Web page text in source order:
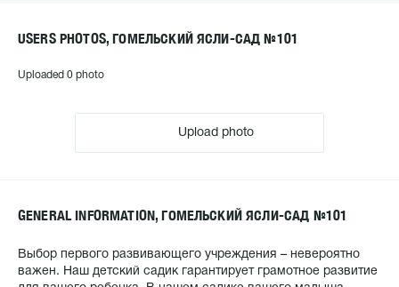
USERS PHOTOS, ГОМЕЛЬСКИЙ ЯСЛИ-САД №101
Uploaded 0 photo
Upload photo
GENERAL INFORMATION, ГОМЕЛЬСКИЙ ЯСЛИ-САД №101
Выбор первого развивающего учреждения – невероятно
важен. Наш детский садик гарантирует грамотное развитие